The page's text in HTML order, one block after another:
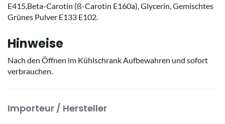
E415,Beta-Carotin (ß-Carotin E160a), Glycerin, Gemischtes
Grünes Pulver E133 E102.
Hinweise
Nach den Öffnen im Kühlschrank Aufbewahren und sofort
verbrauchen.
Importeur / Hersteller